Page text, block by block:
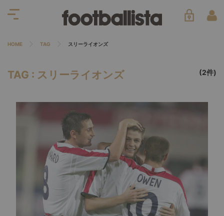
HOME TAG スリーライオンズ
TAG : スリーライオンズ (2件)